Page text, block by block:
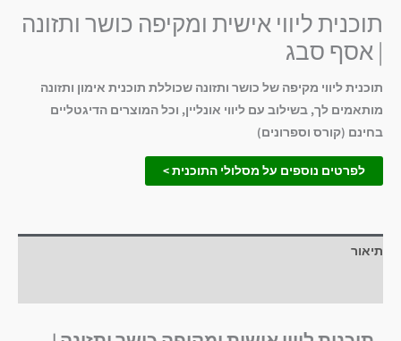
תוכנית ליווי אישית ומקיפה כושר ותזונה
| אסף סבג
תוכנית ליווי מקיפה של כושר ותזונה שכוללת תוכנית אימון ותזונה
מותאמים לך, בשילוב עם ליווי אונליין, וכל המוצרים הדיגטליים
בחינם (קורס וספרונים)
לפרטים נוספים על מסלולי התוכנית >
תיאור